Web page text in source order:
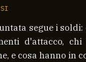
segue i soldi:
d'attacco, chi
e cosa hanno in